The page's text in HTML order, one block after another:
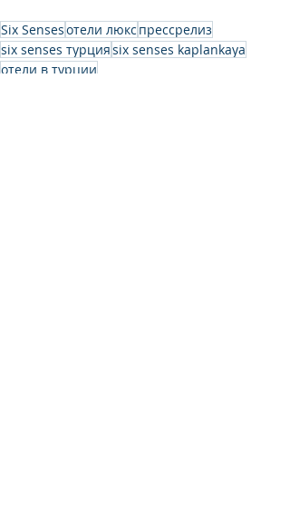
Six Sensesотели люкс прессрелиз
six senses турцияsix senses kaplankaya
отели в турции